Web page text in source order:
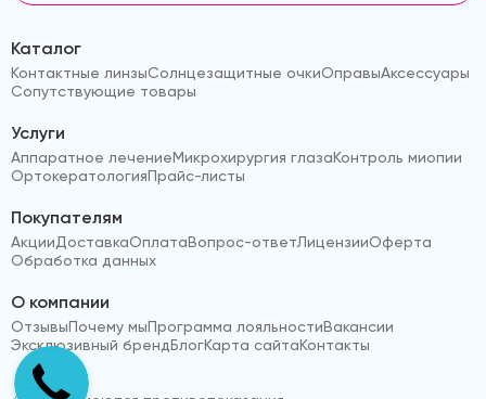
Каталог
Контактные линзыСолнцезащитные очкиОправыАксессуары
Сопутствующие товары
Услуги
Аппаратное лечениеМикрохирургия глазаКонтроль миопии
ОртокератологияПрайс-листы
Покупателям
АкцииДоставкаОплатаВопрос-ответЛицензииОферта
Обработка данных
О компании
ОтзывыПочему мыПрограмма лояльностиВакансии
Эксклюзивный брендБлогКарта сайтаКонтакты